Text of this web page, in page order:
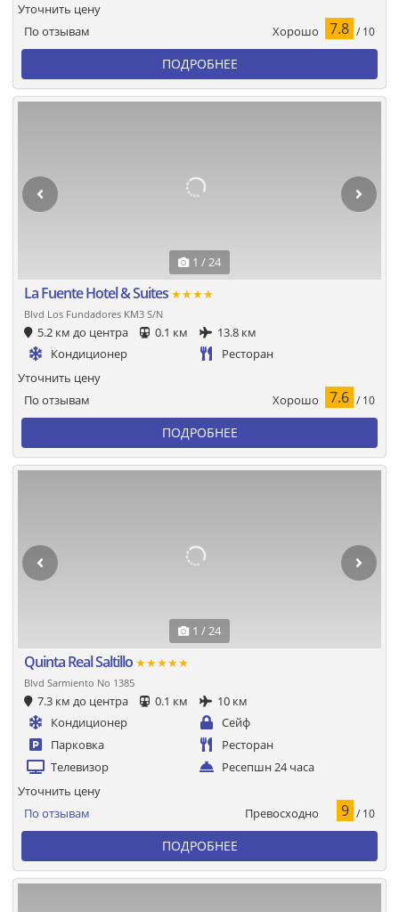
По отзывам Хорошо 7.8 / 10
Уточнить цену
ПОДРОБНЕЕ
1 / 24
La Fuente Hotel & Suites ★★★★
Blvd Los Fundadores KM3 S/N
5.2 км до центра 0.1 км
13.8 км
Кондиционер
Ресторан
По отзывам Хорошо 7.6 / 10
Уточнить цену
ПОДРОБНЕЕ
1 / 24
Quinta Real Saltillo ★★★★★
Blvd Sarmiento No 1385
7.3 км до центра 0.1 км
10 км
Кондиционер
Сейф
Парковка
Ресторан
Телевизор
Ресепшн 24 часа
По отзывам Превосходно 9 / 10
Уточнить цену
ПОДРОБНЕЕ